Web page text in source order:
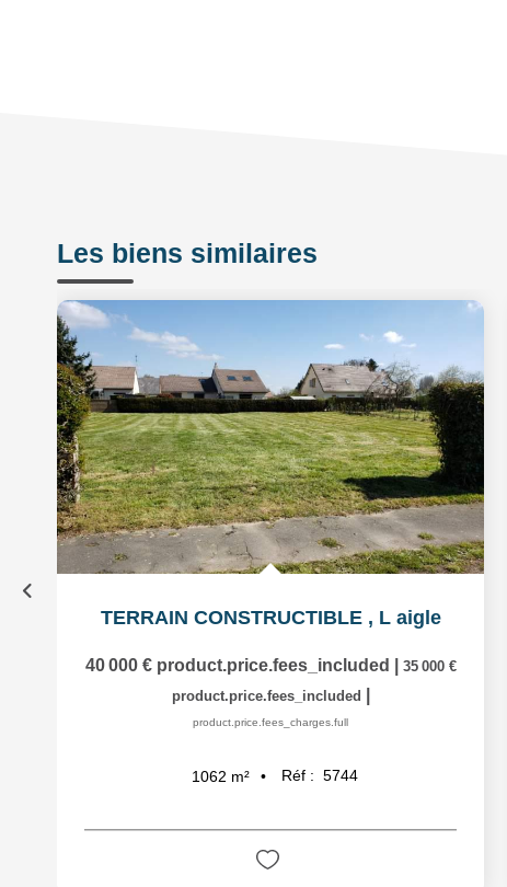
Les biens similaires
TERRAIN CONSTRUCTIBLE , L aigle
40 000 € product.price.fees_included
35 000 €
product.price.fees_included
product.price.fees_charges.full
1062 m² Réf : 5744